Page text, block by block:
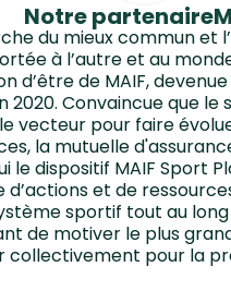
Notre partenaire
du mieux commun et
à l’autre et au
d’être de MAIF,
2020. Convaincue que le
vecteur pour faire
la mutuelle
le dispositif MAIF Sport
d’actions et de
sportif tout au long
de motiver le plus
collectivement pour la